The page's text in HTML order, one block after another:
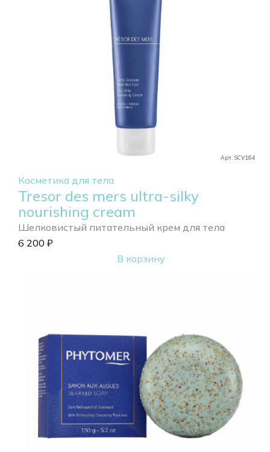
Арт. SCV164
Косметика для тела
Tresor des mers ultra-silky
nourishing cream
Шелковистый питательный крем для тела
6 200 ₽
В корзину